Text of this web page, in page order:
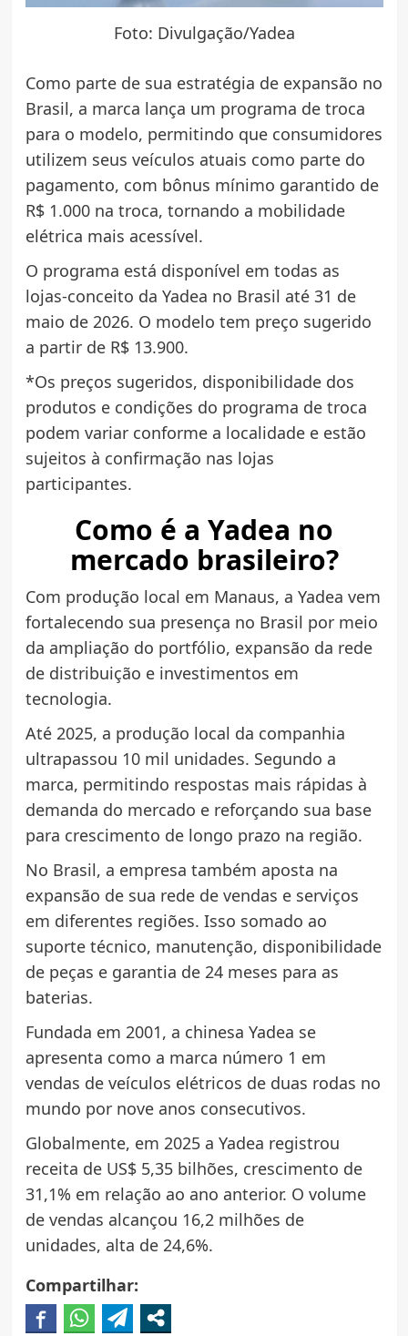
Foto: Divulgação/Yadea
Como parte de sua estratégia de expansão no
Brasil, a marca lança um programa de troca
para o modelo, permitindo que consumidores
utilizem seus veículos atuais como parte do
pagamento, com bônus mínimo garantido de
R$ 1.000 na troca, tornando a mobilidade
elétrica mais acessível.
O programa está disponível em todas as
lojas-conceito da Yadea no Brasil até 31 de
maio de 2026. O modelo tem preço sugerido
a partir de R$ 13.900.
*Os preços sugeridos, disponibilidade dos
produtos e condições do programa de troca
podem variar conforme a localidade e estão
sujeitos à confirmação nas lojas
participantes.
Como é a Yadea no
mercado brasileiro?
Com produção local em Manaus, a Yadea vem
fortalecendo sua presença no Brasil por meio
da ampliação do portfólio, expansão da rede
de distribuição e investimentos em
tecnologia.
Até 2025, a produção local da companhia
ultrapassou 10 mil unidades. Segundo a
marca, permitindo respostas mais rápidas à
demanda do mercado e reforçando sua base
para crescimento de longo prazo na região.
No Brasil, a empresa também aposta na
expansão de sua rede de vendas e serviços
em diferentes regiões. Isso somado ao
suporte técnico, manutenção, disponibilidade
de peças e garantia de 24 meses para as
baterias.
Fundada em 2001, a chinesa Yadea se
apresenta como a marca número 1 em
vendas de veículos elétricos de duas rodas no
mundo por nove anos consecutivos.
Globalmente, em 2025 a Yadea registrou
receita de US$ 5,35 bilhões, crescimento de
31,1% em relação ao ano anterior. O volume
de vendas alcançou 16,2 milhões de
unidades, alta de 24,6%.
Compartilhar: